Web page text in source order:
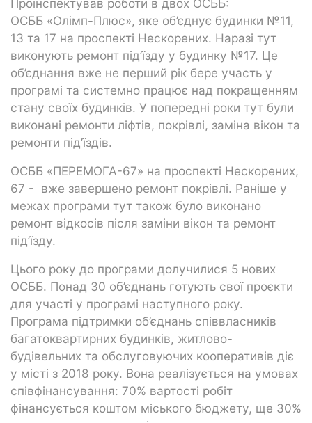
ОСББ «Олімп-Плюс», яке об’єднує будинки №11,
13 та 17 на проспекті Нескорених. Наразі тут
виконують ремонт під’їзду у будинку №17. Це
об’єднання вже не перший рік бере участь у
програмі та системно працює над покращенням
стану своїх будинків. У попередні роки тут були
виконані ремонти ліфтів, покрівлі, заміна вікон та
ремонти під’їздів.
ОСББ «ПЕРЕМОГА-67» на проспекті Нескорених,
67 - вже завершено ремонт покрівлі. Раніше у
межах програми тут також було виконано
ремонт відкосів після заміни вікон та ремонт
під’їзду.
Цього року до програми долучилися 5 нових
ОСББ. Понад 30 об’єднань готують свої проєкти
для участі у програмі наступного року.
Програма підтримки об’єднань співвласників
багатоквартирних будинків, житлово-
будівельних та обслуговуючих кооперативів діє
у місті з 2018 року. Вона реалізується на умовах
співфінансування: 70% вартості робіт
фінансується коштом міського бюджету, ще 30%